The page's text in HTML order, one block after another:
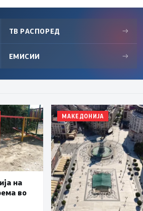
ТВ РАСПОРЕД →
ЕМИСИИ →
на
во
МАКЕДОНИЈА